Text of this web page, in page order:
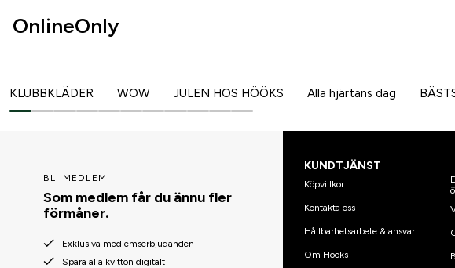
OnlineOnly
KLUBBKLÄDER WOW JULEN HOS HÖÖKS Alla hjärtans dag
BLI MEDLEM
Som medlem får du ännu fler
förmåner.
Exklusiva medlemserbjudanden
Spara alla kvitton digitalt
KUNDTJÄNST
Köpvillkor
Kontakta oss
Hållbarhetsarbete & ansvar
Om Hööks